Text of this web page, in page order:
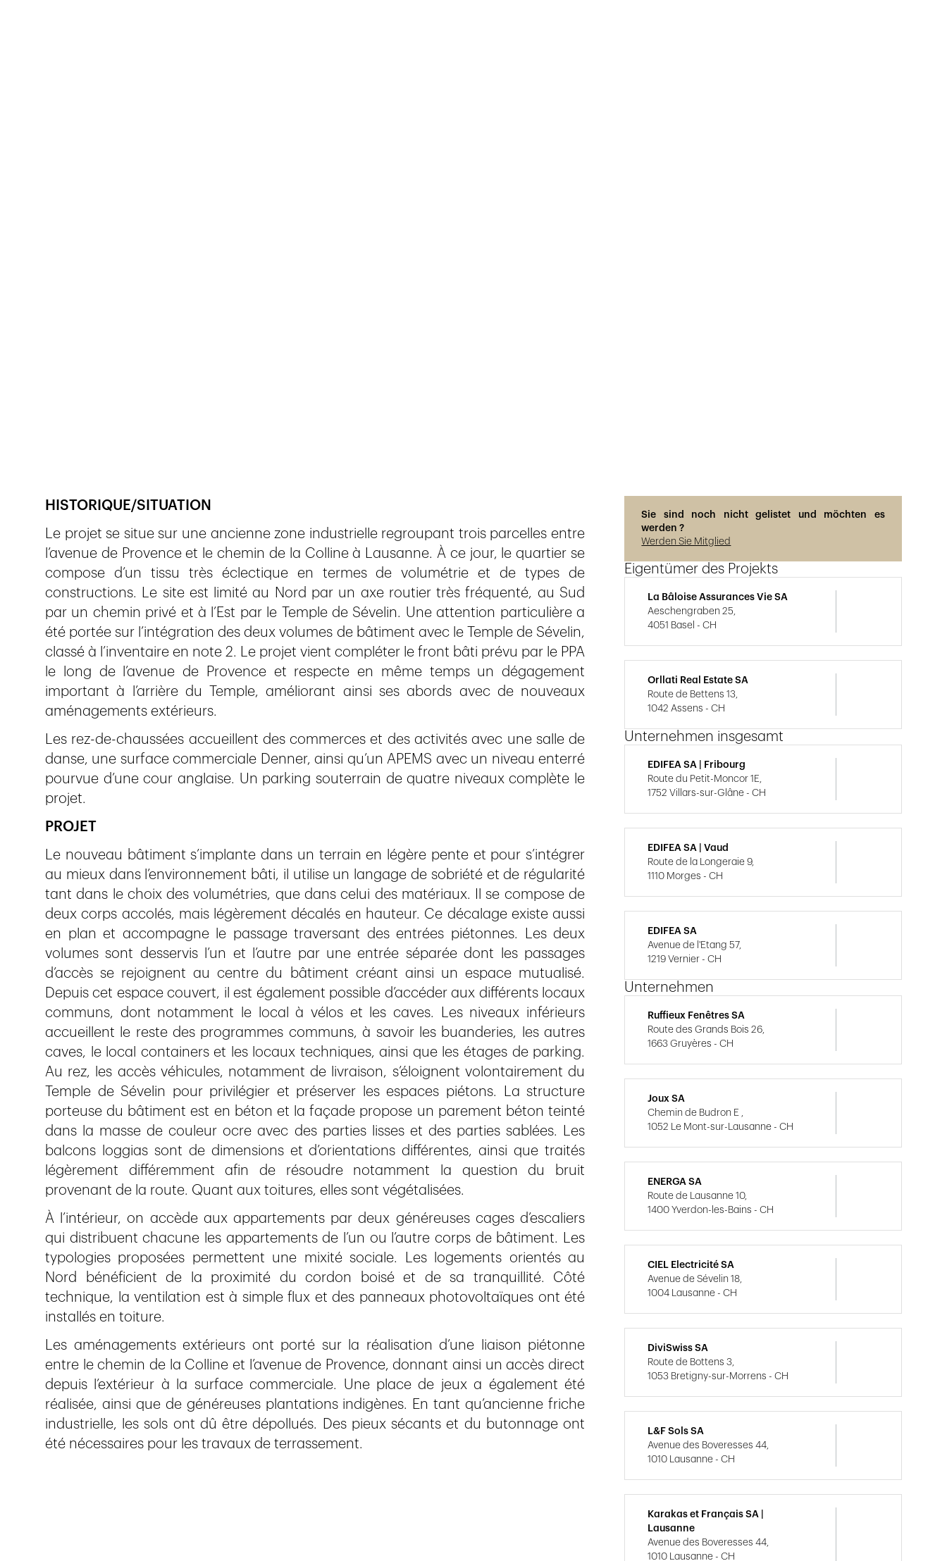
HISTORIQUE/SITUATION
Le projet se situe sur une ancienne zone industrielle regroupant trois parcelles entre
l’avenue de Provence et le chemin de la Colline à Lausanne. À ce jour, le quartier se
compose d’un tissu très éclectique en termes de volumétrie et de types de
constructions. Le site est limité au Nord par un axe routier très fréquenté, au Sud
par un chemin privé et à l’Est par le Temple de Sévelin. Une attention particulière a
été portée sur l’intégration des deux volumes de bâtiment avec le Temple de Sévelin,
classé à l’inventaire en note 2. Le projet vient compléter le front bâti prévu par le PPA
le long de l’avenue de Provence et respecte en même temps un dégagement
important à l’arrière du Temple, améliorant ainsi ses abords avec de nouveaux
aménagements extérieurs.
Les rez-de-chaussées accueillent des commerces et des activités avec une salle de
danse, une surface commerciale Denner, ainsi qu’un APEMS avec un niveau enterré
pourvue d’une cour anglaise. Un parking souterrain de quatre niveaux complète le
projet.
PROJET
Le nouveau bâtiment s’implante dans un terrain en légère pente et pour s’intégrer
au mieux dans l’environnement bâti, il utilise un langage de sobriété et de régularité
tant dans le choix des volumétries, que dans celui des matériaux. Il se compose de
deux corps accolés, mais légèrement décalés en hauteur. Ce décalage existe aussi
en plan et accompagne le passage traversant des entrées piétonnes. Les deux
volumes sont desservis l’un et l’autre par une entrée séparée dont les passages
d’accès se rejoignent au centre du bâtiment créant ainsi un espace mutualisé.
Depuis cet espace couvert, il est également possible d’accéder aux différents locaux
communs, dont notamment le local à vélos et les caves. Les niveaux inférieurs
accueillent le reste des programmes communs, à savoir les buanderies, les autres
caves, le local containers et les locaux techniques, ainsi que les étages de parking.
Au rez, les accès véhicules, notamment de livraison, s’éloignent volontairement du
Temple de Sévelin pour privilégier et préserver les espaces piétons. La structure
porteuse du bâtiment est en béton et la façade propose un parement béton teinté
dans la masse de couleur ocre avec des parties lisses et des parties sablées. Les
balcons loggias sont de dimensions et d’orientations différentes, ainsi que traités
légèrement différemment afin de résoudre notamment la question du bruit
provenant de la route. Quant aux toitures, elles sont végétalisées.
À l’intérieur, on accède aux appartements par deux généreuses cages d’escaliers
qui distribuent chacune les appartements de l’un ou l’autre corps de bâtiment. Les
typologies proposées permettent une mixité sociale. Les logements orientés au
Nord bénéficient de la proximité du cordon boisé et de sa tranquillité. Côté
technique, la ventilation est à simple flux et des panneaux photovoltaïques ont été
installés en toiture.
Les aménagements extérieurs ont porté sur la réalisation d’une liaison piétonne
entre le chemin de la Colline et l’avenue de Provence, donnant ainsi un accès direct
depuis l’extérieur à la surface commerciale. Une place de jeux a également été
réalisée, ainsi que de généreuses plantations indigènes. En tant qu’ancienne friche
industrielle, les sols ont dû être dépollués. Des pieux sécants et du butonnage ont
été nécessaires pour les travaux de terrassement.
Sie sind noch nicht gelistet und möchten es
werden ?
Werden Sie Mitglied
Eigentümer des Projekts
La Bâloise Assurances Vie SA
Aeschengraben 25,
4051 Basel - CH
Orllati Real Estate SA
Route de Bettens 13,
1042 Assens - CH
Unternehmen insgesamt
EDIFEA SA | Fribourg
Route du Petit-Moncor 1E,
1752 Villars-sur-Glâne - CH
EDIFEA SA | Vaud
Route de la Longeraie 9,
1110 Morges - CH
EDIFEA SA
Avenue de l'Etang 57,
1219 Vernier - CH
Unternehmen
Ruffieux Fenêtres SA
Route des Grands Bois 26,
1663 Gruyères - CH
Joux SA
Chemin de Budron E ,
1052 Le Mont-sur-Lausanne - CH
ENERGA SA
Route de Lausanne 10,
1400 Yverdon-les-Bains - CH
CIEL Electricité SA
Avenue de Sévelin 18,
1004 Lausanne - CH
DiviSwiss SA
Route de Bottens 3,
1053 Bretigny-sur-Morrens - CH
L&F Sols SA
Avenue des Boveresses 44,
1010 Lausanne - CH
Karakas et Français SA |
Lausanne
Avenue des Boveresses 44,
1010 Lausanne - CH